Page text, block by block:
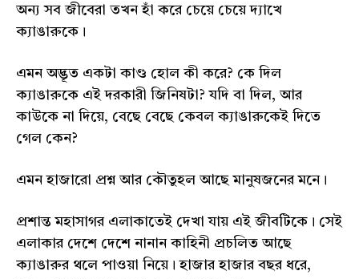
অন্য সব জীবেরা তখন হাঁ করে চেয়ে চেয়ে দ্যাখে
ক্যাঙারুকে।
এমন অদ্ভূত একটা কাণ্ড হোল কী করে? কে দিল
ক্যাঙারুকে এই দরকারী জিনিষটা? যদি বা দিল, আর
কাউকে না দিয়ে, বেছে বেছে কেবল ক্যাঙারুকেই দিতে
গেল কেন?
এমন হাজারো প্রশ্ন আর কৌতুহল আছে মানুষজনের মনে।
প্রশান্ত মহাসাগর এলাকাতেই দেখা যায় এই জীবটিকে। সেই
এলাকার দেশে দেশে নানান কাহিনী প্রচলিত আছে
ক্যাঙারুর থলে পাওয়া নিয়ে। হাজার হাজার বছর ধরে,